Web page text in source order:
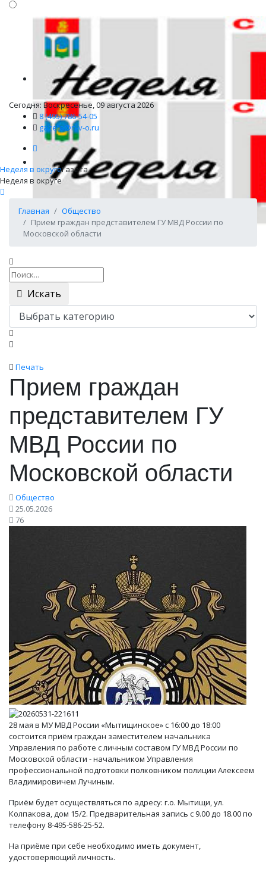
Сегодня: Воскресенье, 09 августа 2026
8 (495) 786-54-05
gazeta@n-v-o.ru
Неделя в округеГазета
Неделя в округе
Главная
Общество
Прием граждан представителем ГУ МВД России по
Московской области
Искать
Печать
Прием граждан
представителем ГУ
МВД России по
Московской области
Общество
25.05.2026
76
28 мая в МУ МВД России «Мытищинское» с 16:00 до 18:00
состоится приём граждан заместителем начальника
Управления по работе с личным составом ГУ МВД России по
Московской области - начальником Управления
профессиональной подготовки полковником полиции Алексеем
Владимировичем Лучиным.
Приём будет осуществляться по адресу: г.о. Мытищи, ул.
Колпакова, дом 15/2. Предварительная запись с 9.00 до 18.00 по
телефону 8-495-586-25-52.
На приёме при себе необходимо иметь документ,
удостоверяющий личность.